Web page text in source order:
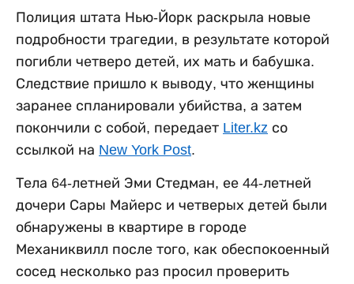
Полиция штата Нью-Йорк раскрыла новые
подробности трагедии, в результате которой
погибли четверо детей, их мать и бабушка.
Следствие пришло к выводу, что женщины
заранее спланировали убийства, а затем
покончили с собой, передает Liter.kz со
ссылкой на New York Post.
Тела 64-летней Эми Стедман, ее 44-летней
дочери Сары Майерс и четверых детей были
обнаружены в квартире в городе
Механиквилл после того, как обеспокоенный
сосед несколько раз просил проверить